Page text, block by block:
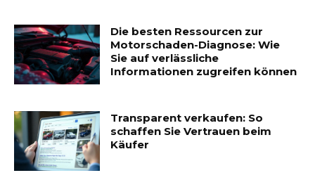
Die besten Ressourcen zur
Motorschaden-Diagnose: Wie
Sie auf verlässliche
Informationen zugreifen können
Transparent verkaufen: So
schaffen Sie Vertrauen beim
Käufer